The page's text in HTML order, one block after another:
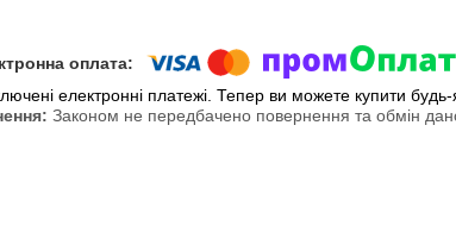
електронні платежі. Тепер ви можете купити
Законом не передбачено повернення та обмін